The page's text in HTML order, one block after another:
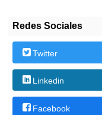
Redes Sociales
Twitter
Linkedin
Facebook